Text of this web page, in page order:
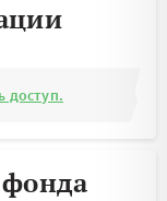
доступ.